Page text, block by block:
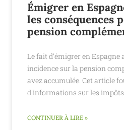
Émigrer en
les conséquences
pension
Le fait d'émigrer en Espagne
incidence sur la pension
avez accumulée. Cet article
d'informations sur les impôts
CONTINUER À LIRE »